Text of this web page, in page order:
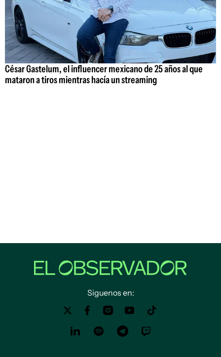
César Gastelum, el influencer mexicano de 25 años al que
mataron a tiros mientras hacía un streaming
Siguenos en: